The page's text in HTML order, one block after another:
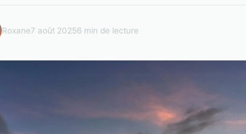
Roxane7 août 20256 min de lecture